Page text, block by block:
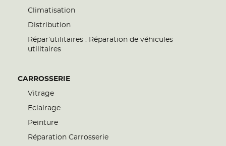
Climatisation
Distribution
Répar’utilitaires : Réparation de véhicules
utilitaires
CARROSSERIE
Vitrage
Eclairage
Peinture
Réparation Carrosserie